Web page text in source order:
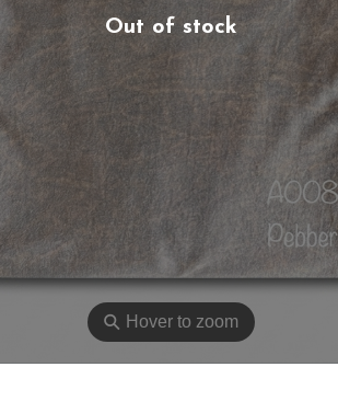
⚲ Hover to zoom
Out of stock